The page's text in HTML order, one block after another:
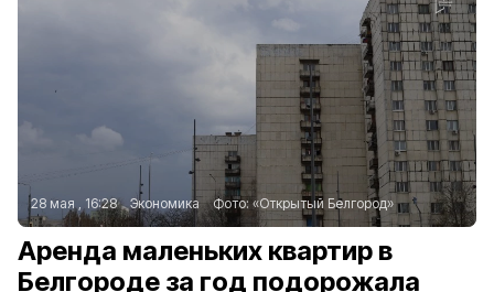
28 мая , 16:28 Экономика Фото: «Открытый Белгород»
Аренда маленьких квартир в
Белгороде за год подорожала